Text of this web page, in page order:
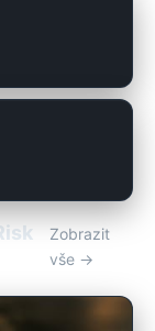
Zobrazit
vše →